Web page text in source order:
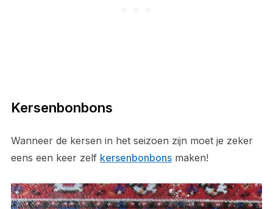
Kersenbonbons
Wanneer de kersen in het seizoen zijn moet je zeker
eens een keer zelf kersenbonbonsmaken!